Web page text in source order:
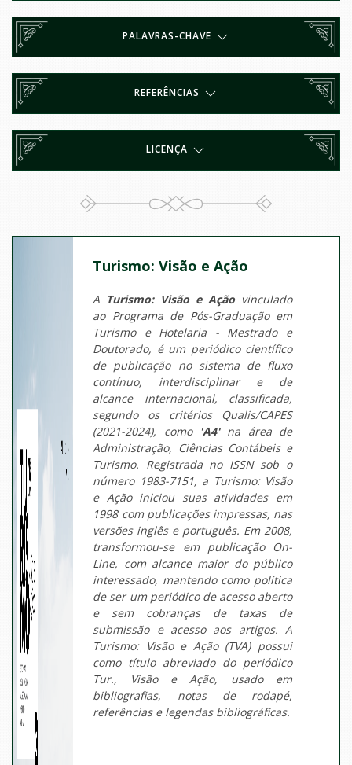
PALAVRAS-CHAVE
REFERÊNCIAS
LICENÇA
Turismo: Visão e Ação
A Turismo: Visão e Ação vinculado
ao Programa de Pós-Graduação em
Turismo e Hotelaria - Mestrado e
Doutorado, é um periódico científico
de publicação no sistema de fluxo
contínuo, interdisciplinar e de
alcance internacional, classificada,
segundo os critérios Qualis/CAPES
(2021-2024), como 'A4'na área de
Administração, Ciências Contábeis e
Turismo. Registrada no ISSN sob o
número 1983-7151, a Turismo: Visão
e Ação iniciou suas atividades em
1998 com publicações impressas, nas
versões inglês e português. Em 2008,
transformou-se em publicação On-
Line, com alcance maior do público
interessado, mantendo como política
de ser um periódico de acesso aberto
e sem cobranças de taxas de
submissão e acesso aos artigos. A
Turismo: Visão e Ação (TVA) possui
como título abreviado do periódico
Tur., Visão e Ação, usado em
bibliografias, notas de rodapé,
referências e legendas bibliográficas.